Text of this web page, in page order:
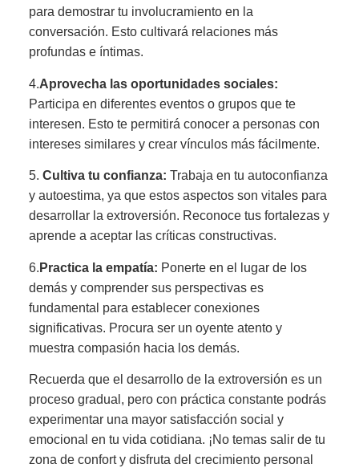
para demostrar tu involucramiento en la
conversación. Esto cultivará relaciones más
profundas e íntimas.
4.Aprovecha las oportunidades sociales:
Participa en diferentes eventos o grupos que te
interesen. Esto te permitirá conocer a personas con
intereses similares y crear vínculos más fácilmente.
5. Cultiva tu confianza: Trabaja en tu autoconfianza
y autoestima, ya que estos aspectos son vitales para
desarrollar la extroversión. Reconoce tus fortalezas y
aprende a aceptar las críticas constructivas.
6. Practica la empatía: Ponerte en el lugar de los
demás y comprender sus perspectivas es
fundamental para establecer conexiones
significativas. Procura ser un oyente atento y
muestra compasión hacia los demás.
Recuerda que el desarrollo de la extroversión es un
proceso gradual, pero con práctica constante podrás
experimentar una mayor satisfacción social y
emocional en tu vida cotidiana. ¡No temas salir de tu
zona de confort y disfruta del crecimiento personal